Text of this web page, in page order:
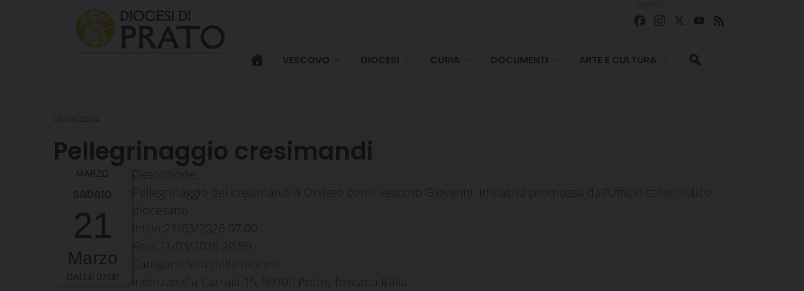
seguici su
FacebookInstagram YouTube
VESCOVO DIOCESI CURIA DOCUMENTI ARTE E CULTURA
05/09/2024
Pellegrinaggio cresimandi
sabato
21
Marzo
Descrizione:
Pellegrinaggio dei cresimandi a Orvieto con il vescovo Giovanni. Iniziativa promossa dall’Ufficio catechistico
diocesano
Inizio: 21/03/2026 07:00
Fine: 21/03/2026 20:59
Categorie:
Vita della diocesi
Indirizzo:
Via Carraia 15, 59100 Prato, Toscana Italia